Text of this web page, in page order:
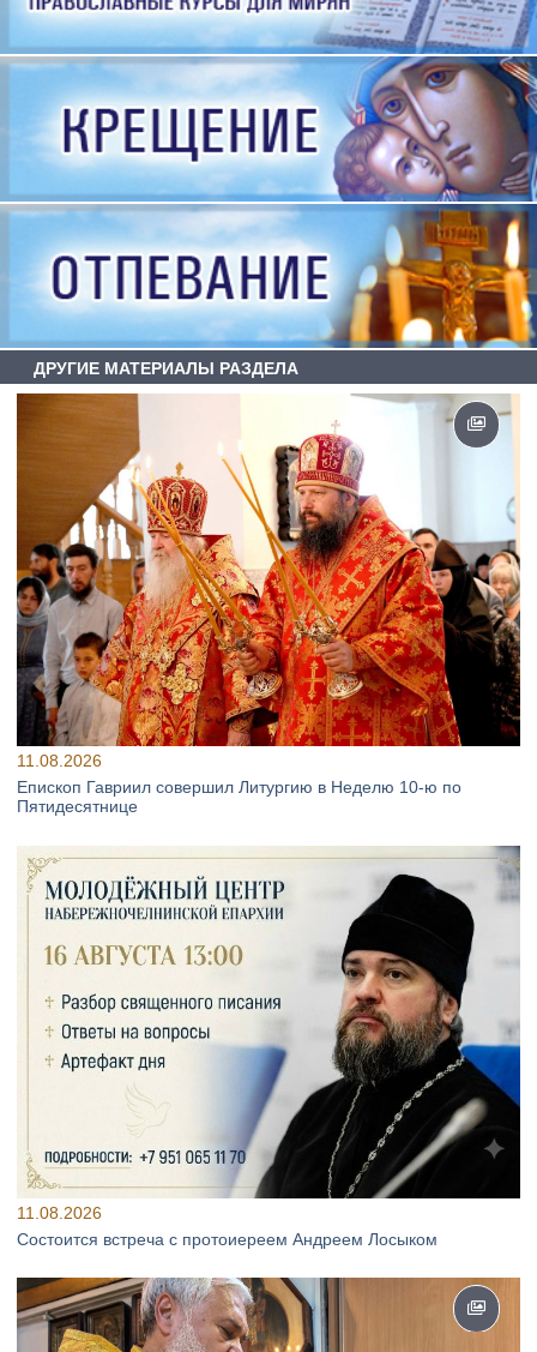
ДРУГИЕ МАТЕРИАЛЫ РАЗДЕЛА
11.08.2026
Епископ Гавриил совершил Литургию в Неделю 10‑ю по
Пятидесятнице
11.08.2026
Состоится встреча с протоиереем Андреем Лосыком